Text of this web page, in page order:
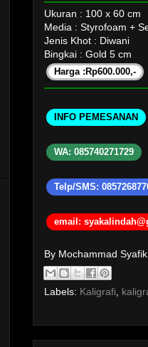
Ukuran : 100 x 60 cm
Media : Styrofoam +
Jenis Khot : Diwani
Bingkai : Gold 5 cm
Harga :Rp600.000,-
INFO PEMESANAN
WA: 085740271729
Telp/SMS:
email:
By Mochammad
Labels: Kaligrafi,